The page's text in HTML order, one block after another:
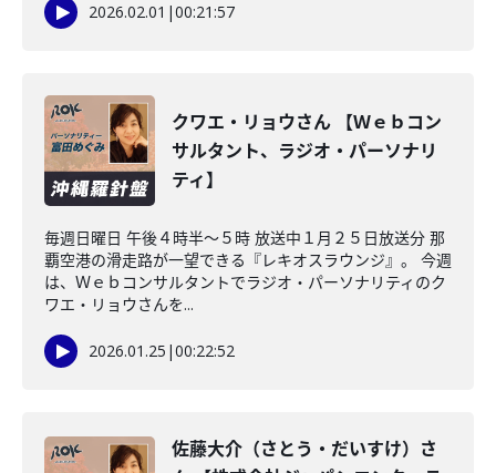
2026.02.01 |00:21:57
クワエ・リョウさん 【Ｗｅｂコン
サルタント、ラジオ・パーソナリ
ティ】
毎週日曜日 午後４時半～５時 放送中１月２５日放送分 那
覇空港の滑走路が一望できる『レキオスラウンジ』。 今週
は、Ｗｅｂコンサルタントでラジオ・パーソナリティのク
ワエ・リョウさんを...
2026.01.25 |00:22:52
佐藤大介（さとう・だいすけ）さ